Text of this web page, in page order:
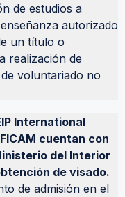
de estudios a
autorizado
un título o
realización de
voluntariado no
International
cuentan con
del Interior
de visado.
de admisión en el